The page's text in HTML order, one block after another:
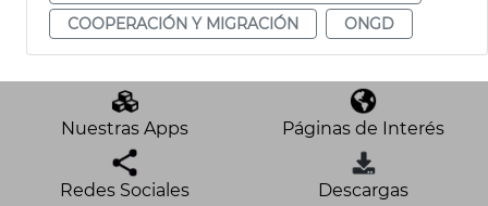
COOPERACIÓN Y MIGRACIÓN
ONGD
Nuestras Apps Páginas de Interés
Redes Sociales Descargas